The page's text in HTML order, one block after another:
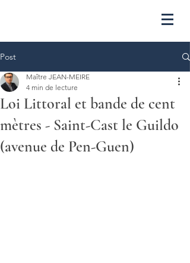
Post
Loi Littoral et bande de cent
mètres - Saint-Cast le Guildo
(avenue de Pen-Guen)
Maître JEAN-MEIRE
4 min de lecture